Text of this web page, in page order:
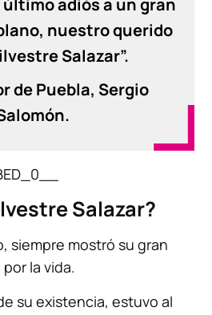
último adiós a un gran
nuestro querido
Salazar”.
de Puebla, Sergio
Salazar?
siempre mostró su gran
la vida.
su existencia, estuvo al